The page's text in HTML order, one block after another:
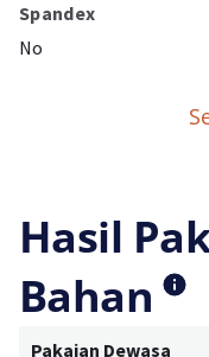
Spandex
No
Hasil
Bahan
Pakaian Dewasa